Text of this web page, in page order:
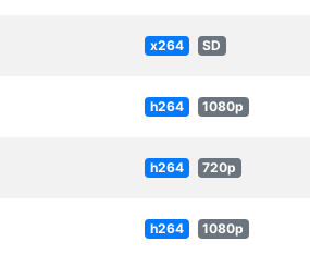
x264 SD
h264 1080p
h264 720p
h264 1080p